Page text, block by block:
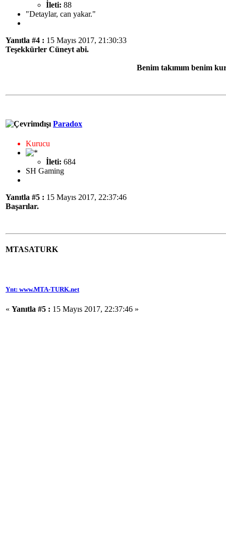
İleti: 88
"Detaylar, can yakar."
Yanıtla #4 : 15 Mayıs 2017, 21:30:33
Teşekkürler Cüneyt abi.
Benim takımım benim
Paradox
Kurucu
İleti: 684
SH Gaming
Yanıtla #5 : 15 Mayıs 2017, 22:37:46
Başarılar.
MTASATURK
Ynt: www.MTA-TURK.net
« Yanıtla #5 : 15 Mayıs 2017, 22:37:46 »